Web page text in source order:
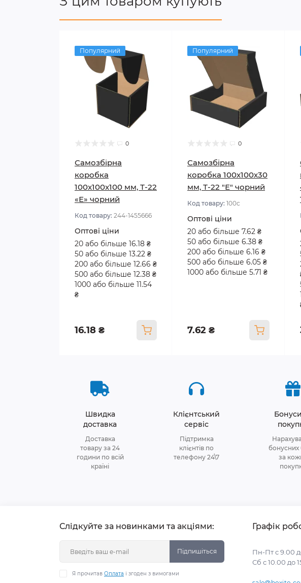
Популярний
0
Самозбірна
коробка
100x100x100 мм, Т-22
«Е» чорний
Код товару: 244-1455666
Оптові ціни
20 або більше 16.18 ₴
50 або більше 13.22 ₴
200 або більше 12.66 ₴
500 або більше 12.38 ₴
1000 або більше 11.54
₴
16.18 ₴
Популярний
0
Самозбірна
коробка 100х100х30
мм, Т-22 "Е" чорний
Код товару: 100с
Оптові ціни
20 або більше 7.62 ₴
50 або більше 6.38 ₴
200 або більше 6.16 ₴
500 або більше 6.05 ₴
1000 або більше 5.71 ₴
7.62 ₴
Швидка
доставка
Доставка
товару за 24
години по всій
країні
Клієнтський
сервіс
Підтримка
клієнтів по
телефону 24\7
бонусних
за
Слідкуйте за новинками та акціями:
Підпишіться
Я прочитав Оплата і згоден з вимогами
Графік
Пн-Пт с 9.00
Сб с 10.00 до